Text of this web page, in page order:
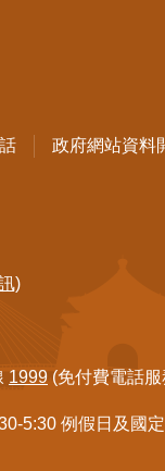
政府網站資料
)
1999 (免付費電話
5:30 例假日及國